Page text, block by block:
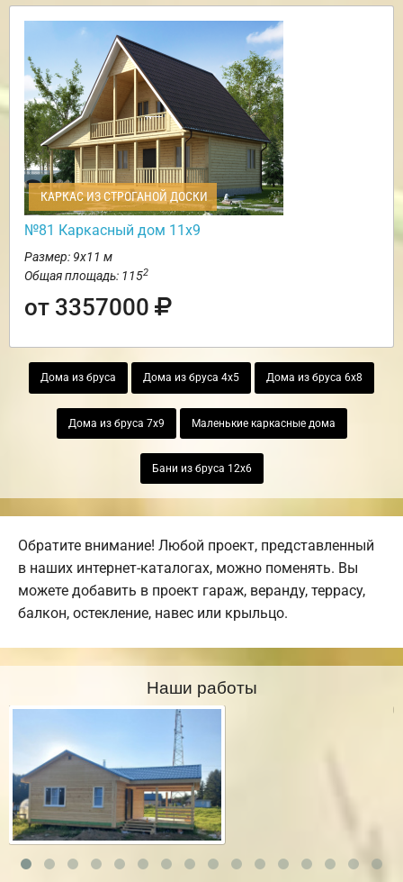
КАРКАС ИЗ СТРОГАНОЙ ДОСКИ
№81 Каркасный дом 11х9
Размер: 9х11 м
Общая площадь: 1152
от 3357000
Дома из бруса Дома из бруса 4х5 Дома из бруса 6х8
Дома из бруса 7х9 Маленькие каркасные дома
Бани из бруса 12х6
Обратите внимание! Любой проект, представленный
в наших интернет-каталогах, можно поменять. Вы
можете добавить в проект гараж, веранду, террасу,
балкон, остекление, навес или крыльцо.
Наши работы